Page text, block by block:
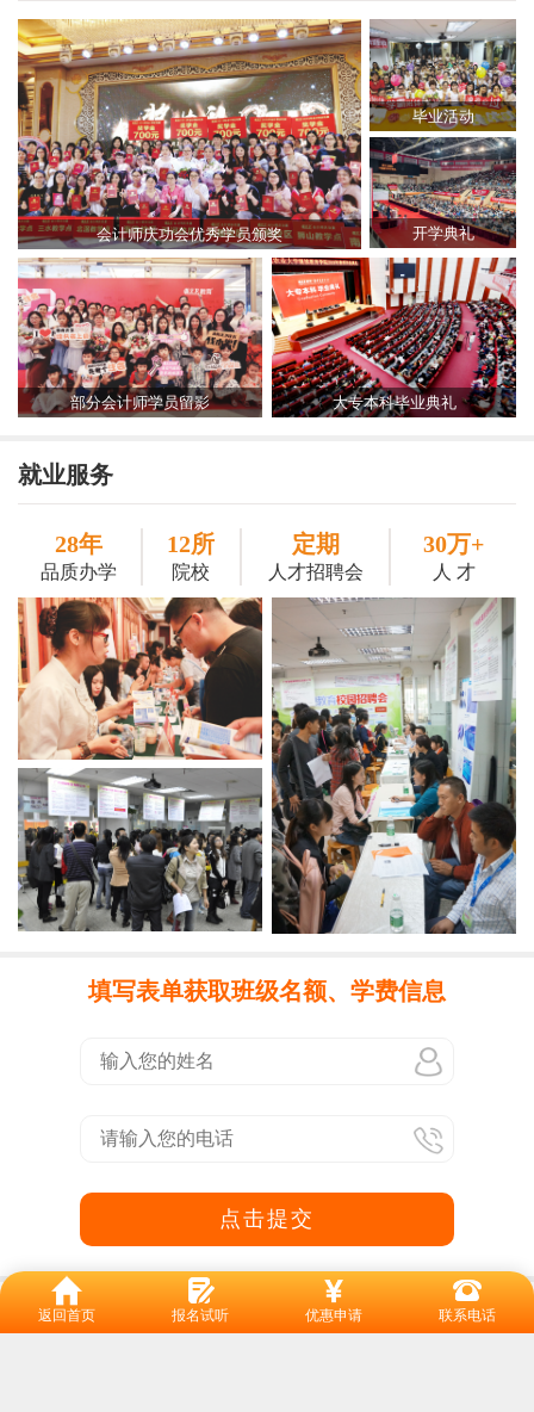
会计师庆功会优秀学员颁奖
毕业活动
开学典礼
部分会计师学员留影 大专本科毕业典礼
就业服务
28年
填写表单获取班级名额、学费信息
10多所校区 就近学习
番禺总校：市桥大北路189号新业大厦 (市桥汽车站旁)
返回首页 报名试听 优惠申请 联系电话